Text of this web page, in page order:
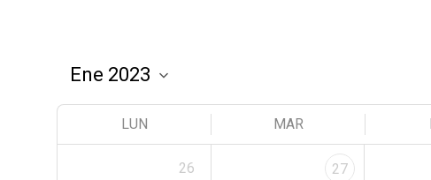
LUN MAR
26 27